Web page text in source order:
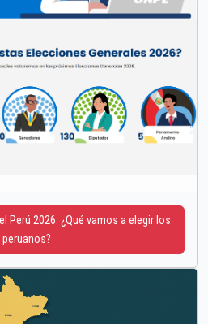
Perú 2026: ¿Qué vamos a elegir los
peruanos?